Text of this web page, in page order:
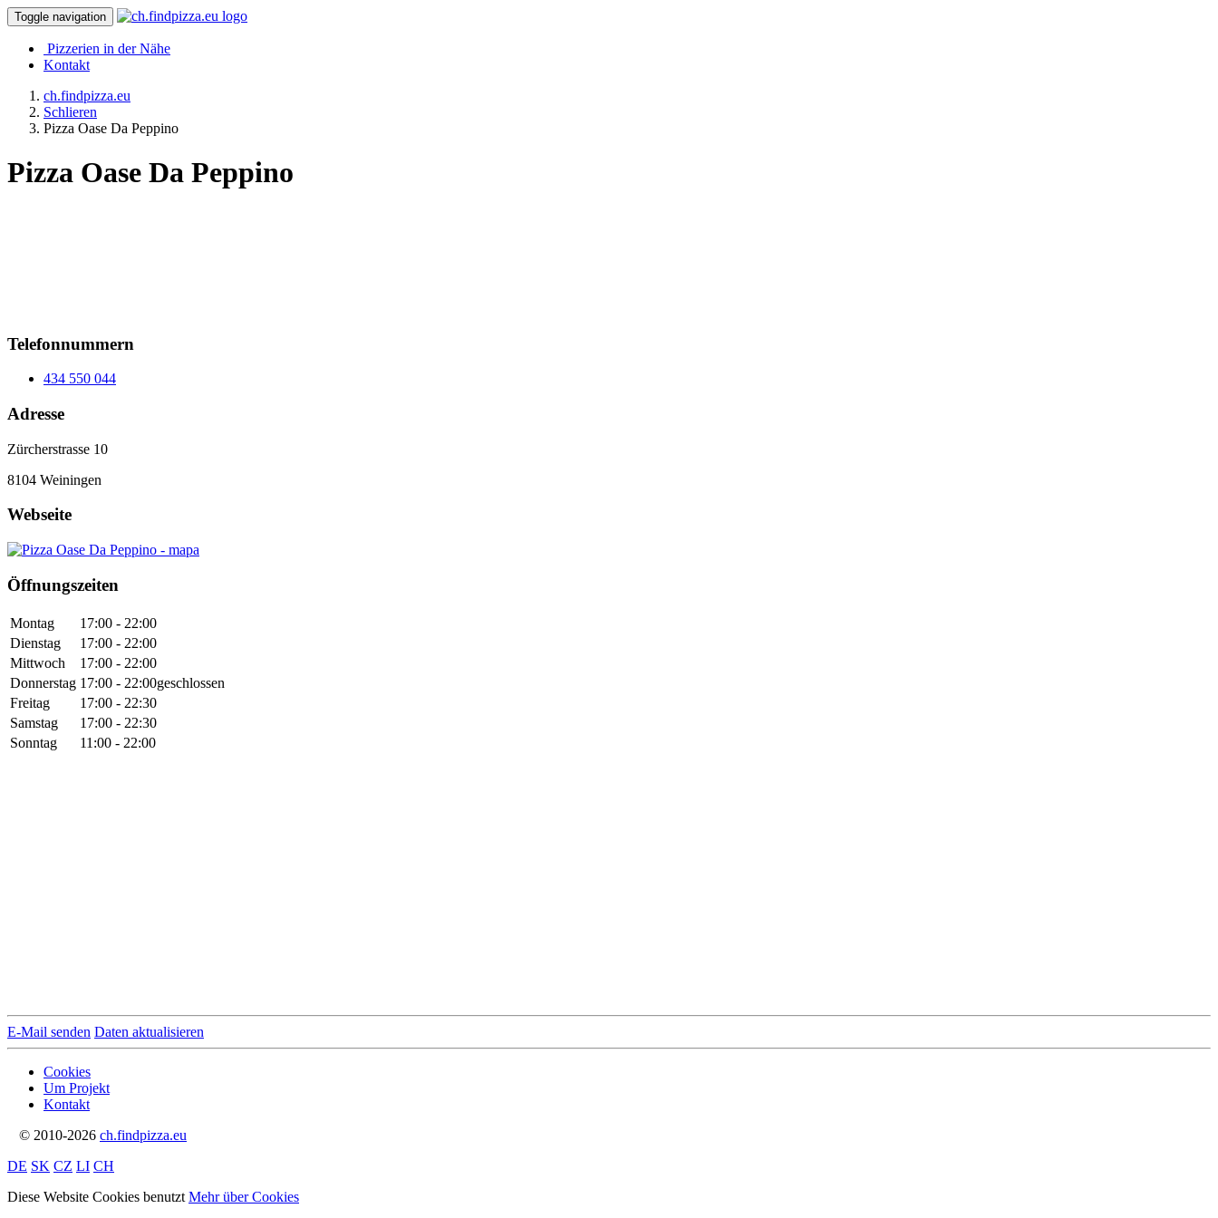
Toggle navigation
Pizzerien in der Nähe
Kontakt
ch.findpizza.eu
Schlieren
Pizza Oase Da Peppino
Pizza Oase Da Peppino
Telefonnummern
434 550 044
Adresse
Zürcherstrasse 10
8104 Weiningen
Webseite
Öffnungszeiten
Montag
17:00 - 22:00
Dienstag
17:00 - 22:00
Mittwoch
17:00 - 22:00
Donnerstag 17:00 - 22:00geschlossen
Freitag
17:00 - 22:30
Samstag
17:00 - 22:30
Sonntag
11:00 - 22:00
E-Mail senden Daten aktualisieren
Cookies
Um Projekt
Kontakt
© 2010-2026 ch.findpizza.eu
DE SK CZ LI CH
Diese Website Cookies benutzt Mehr über Cookies